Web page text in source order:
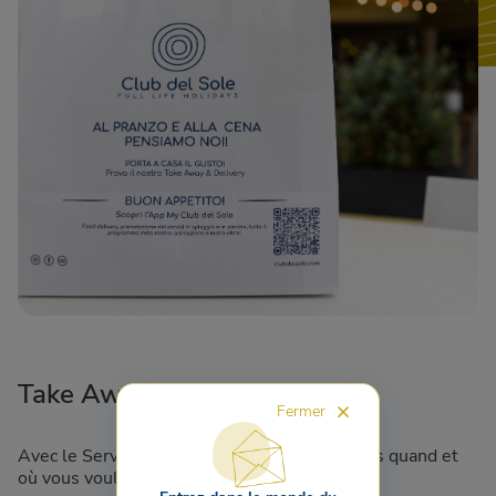
Take Away
Avec le Service Take Away, vos plats préférés quand et
où vous voulez!
Fermer